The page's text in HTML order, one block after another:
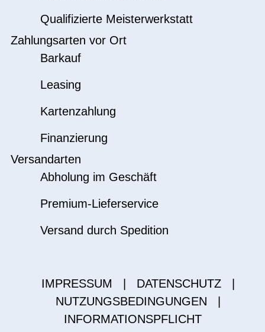
Qualifizierte Meisterwerkstatt
Zahlungsarten vor Ort
Barkauf
Leasing
Kartenzahlung
Finanzierung
Versandarten
Abholung im Geschäft
Premium-Lieferservice
Versand durch Spedition
IMPRESSUM DATENSCHUTZ
NUTZUNGSBEDINGUNGEN
INFORMATIONSPFLICHT